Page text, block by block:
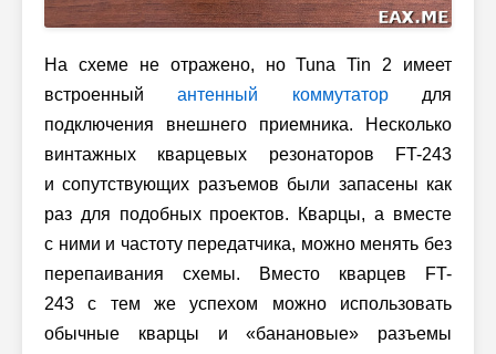
На схеме не отражено, но Tuna Tin 2 имеет
встроенныйантенный коммутатордля
подключения внешнего приемника. Несколько
винтажных кварцевых резонаторов FT-243
и сопутствующих разъемов были запасены как
раз для подобных проектов. Кварцы, а вместе
с ними и частоту передатчика, можно менять без
перепаивания схемы. Вместо кварцев FT-
243 с тем же успехом можно использовать
обычные кварцы и «банановые» разъемы